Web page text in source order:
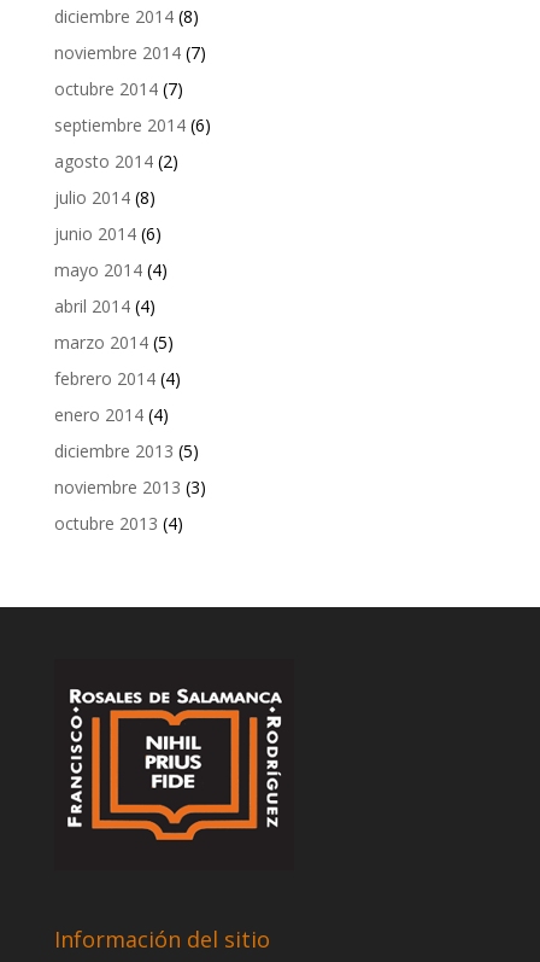
diciembre 2014(8)
noviembre 2014(7)
octubre 2014(7)
septiembre 2014(6)
agosto 2014(2)
julio 2014(8)
junio 2014(6)
mayo 2014(4)
abril 2014(4)
marzo 2014(5)
febrero 2014(4)
enero 2014(4)
diciembre 2013 (5)
noviembre 2013 (3)
octubre 2013 (4)
Información del sitio